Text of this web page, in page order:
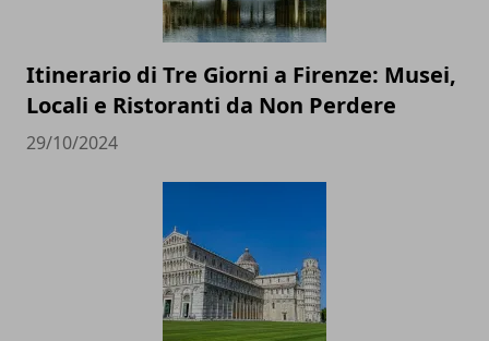
Itinerario di Tre Giorni a Firenze: Musei,
Locali e Ristoranti da Non Perdere
29/10/2024